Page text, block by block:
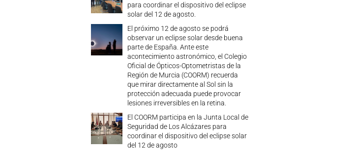
para coordinar el dispositivo del eclipse
solar del 12 de agosto.
El próximo 12 de agosto se podrá
observar un eclipse solar desde buena
parte de España. Ante este
acontecimiento astronómico, el Colegio
Oficial de Ópticos-Optometristas de la
Región de Murcia (COORM) recuerda
que mirar directamente al Sol sin la
protección adecuada puede provocar
lesiones irreversibles en la retina.
El COORM participa en la Junta Local de
Seguridad de Los Alcázares para
coordinar el dispositivo del eclipse solar
del 12 de agosto